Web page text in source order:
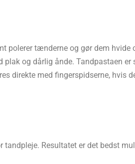
polerer tænderne og gør dem hvide
plak og dårlig ånde. Tandpastaen
direkte med fingerspidserne, hvis
Resultatet er det bedst